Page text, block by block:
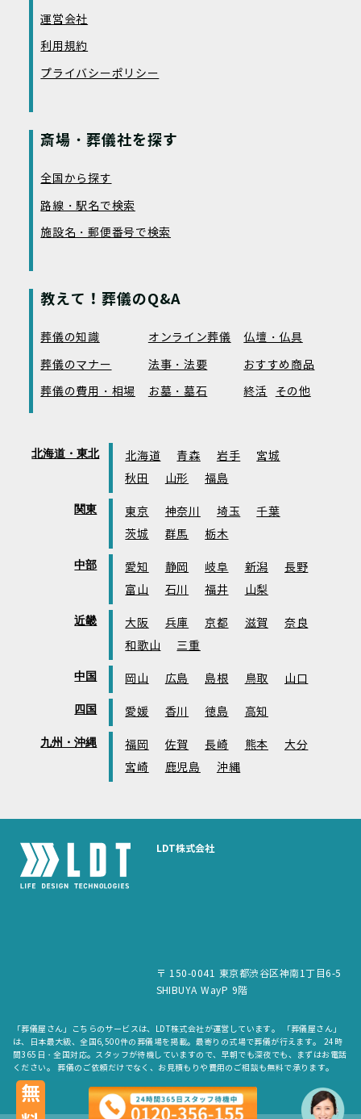
運営会社
利用規約
プライバシーポリシー
斎場・葬儀社を探す
全国から探す
路線・駅名で検索
施設名・郵便番号で検索
教えて！葬儀のQ&A
葬儀の知識 オンライン葬儀
仏壇・仏具
葬儀のマナー
法事・法要
おすすめ商品
葬儀の費用・相場
お墓・墓石 終活 その他
北海道・東北 北海道 青森 岩手
宮城
秋田
山形 福島
関東 東京 神奈川 埼玉
千葉
茨城
群馬 栃木
中部 愛知 静岡 岐阜 新潟
長野
富山
石川 福井 山梨
近畿 大阪 兵庫 京都 滋賀
奈良
和歌山
三重
中国 岡山 広島 島根 鳥取 山口
四国 愛媛 香川 徳島 高知
九州・沖縄 福岡 佐賀 長崎 熊本
大分
宮崎
鹿児島 沖縄
LDT株式会社
〒 150-0041 東京都渋谷区神南1丁目6-5
SHIBUYA WayP 9階
「葬儀屋さん」こちらのサービスは、LDT株式会社が運営しています。 「葬儀屋さん」
は、日本最大級、全国6,500件の葬儀場を掲載。最寄りの式場で葬儀が行えます。 24時
間365日・全国対応。スタッフが待機していますので、早朝でも深夜でも、まずはお電話
ください。 葬儀のご依頼だけでなく、お見積もりや費用のご相談も無料で承ります。
copyright © LDT.Co.Ltd. All Rights Reserved.